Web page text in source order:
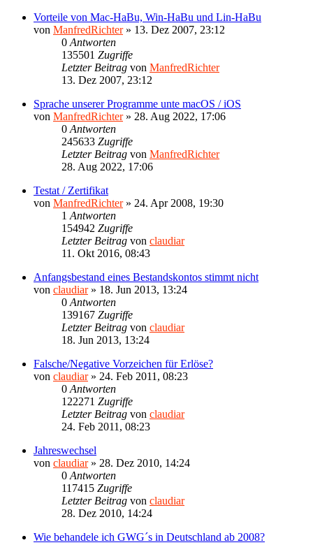
Vorteile von Mac-HaBu, Win-HaBu und Lin-HaBu
von ManfredRichter» 13. Dez 2007, 23:12
0 Antworten
135501 Zugriffe
Letzter Beitrag von ManfredRichter
13. Dez 2007, 23:12
Sprache unserer Programme unte macOS / iOS
von ManfredRichter» 28. Aug 2022, 17:06
0 Antworten
245633 Zugriffe
Letzter Beitrag von ManfredRichter
28. Aug 2022, 17:06
Testat / Zertifikat
von ManfredRichter» 24. Apr 2008, 19:30
1 Antworten
154942 Zugriffe
Letzter Beitrag von claudiar
11. Okt 2016, 08:43
Anfangsbestand eines Bestandskontos stimmt nicht
von claudiar» 18. Jun 2013, 13:24
0 Antworten
139167 Zugriffe
Letzter Beitrag von claudiar
18. Jun 2013, 13:24
Falsche/Negative Vorzeichen für Erlöse?
von claudiar» 24. Feb 2011, 08:23
0 Antworten
122271 Zugriffe
Letzter Beitrag von claudiar
24. Feb 2011, 08:23
Jahreswechsel
von claudiar» 28. Dez 2010, 14:24
0 Antworten
117415 Zugriffe
Letzter Beitrag von claudiar
28. Dez 2010, 14:24
Wie behandele ich GWG´s in Deutschland ab 2008?